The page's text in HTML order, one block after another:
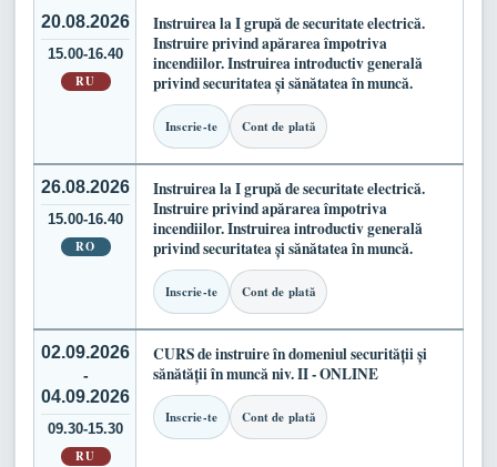
20.08.2026
15.00-16.40
RU
Instruirea la I grupă de securitate electrică.
Instruire privind apărarea împotriva
incendiilor. Instruirea introductiv generală
privind securitatea și sănătatea în muncă.
Inscrie-te Cont de plată
26.08.2026
15.00-16.40
RO
Instruirea la I grupă de securitate electrică.
Instruire privind apărarea împotriva
incendiilor. Instruirea introductiv generală
privind securitatea și sănătatea în muncă.
Inscrie-te Cont de plată
02.09.2026
-
04.09.2026
09.30-15.30
RU
CURS de instruire în domeniul securității și
sănătății în muncă niv. II - ONLINE
Inscrie-te Cont de plată